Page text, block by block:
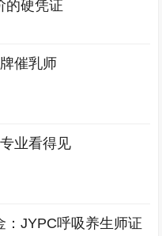
的硬凭证
催乳师
业看得见
：JYPC呼吸养生师证